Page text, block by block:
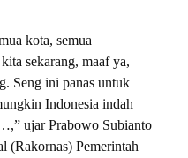
kota, semua
sekarang, maaf ya,
Seng ini panas untuk
Indonesia indah
ujar Prabowo Subianto
(Rakornas) Pemerintah